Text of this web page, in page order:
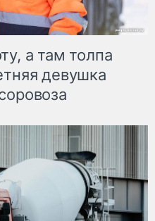
а там толпа
девушка